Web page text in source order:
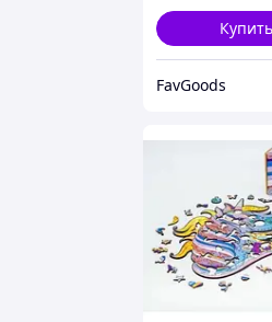
Купить
FavGoods